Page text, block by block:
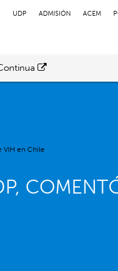
UDP ADMISIÓN ACEM
VIH en Chile